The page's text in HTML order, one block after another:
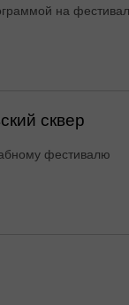
на
сквер
фестивалю